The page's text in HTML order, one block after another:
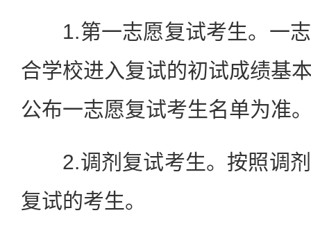
1.第一志愿复试考生。一志
合学校进入复试的初试成绩基
公布一志愿复试考生名单为准
2.调剂复试考生。按照调剂
复试的考生。